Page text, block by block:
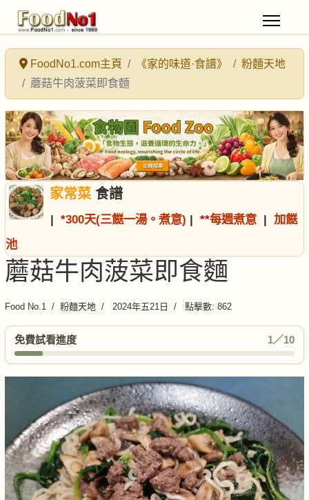
FoodNo1.com主頁 《家的味道·食譜》
粉麵天地
蘑菇牛肉菠菜即食麵
家常菜食譜
| *300天(三餸一湯。煮意) | **每週煮意 | 加餸
池
蘑菇牛肉菠菜即食麵
Food No.1 粉麵天地 2024年五21日 點擊數: 862
免費試看進度 1／10